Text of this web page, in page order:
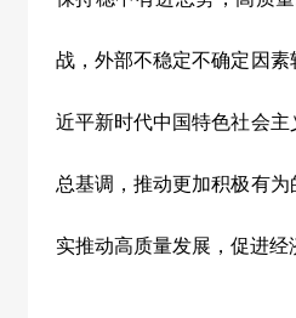
战，外部不稳定不确定因
近平新时代中国特色社会
总基调，推动更加积极有
实推动高质量发展，促进经